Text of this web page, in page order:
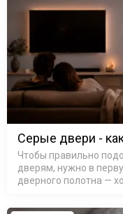
Серые двери -
Чтобы правильно
дверям, нужно в
дверного полотна —
тёплого с холодным